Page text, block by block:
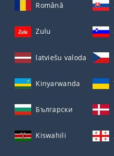
Română
Zulu
latviešu valoda
Kinyarwanda
Български
Kiswahili